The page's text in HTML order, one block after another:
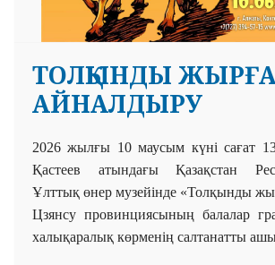
ТОЛҚЫНДЫ
АЙНАЛДЫРУ
2026 жылғы 10 маусым күні сағат
Қастеев атындағы Қазақстан
Ұлттық өнер музейінде «Толқынды
Цзянсу провинциясының балалар
халықаралық көрменің салтанатты